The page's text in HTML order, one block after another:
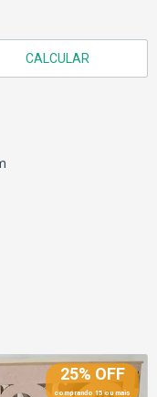
CALCULAR
25% OFF
comprando 15 ou mais